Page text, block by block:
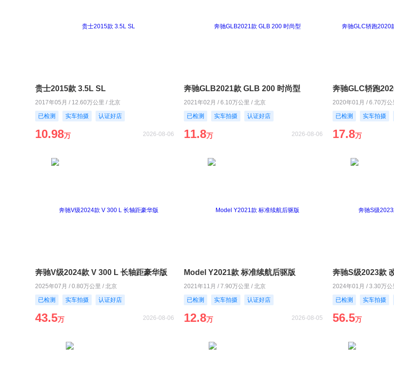
贵士2015款 3.5L SL
2017年05月 / 12.60万公里 / 北京
已检测
实车拍摄 认证好店
10.98万 2026-08-06
奔驰GLB2021款 GLB 200 时尚型
2021年02月 / 6.10万公里 / 北京
已检测
实车拍摄 认证好店
11.8万 2026-08-06
2020年01月 / 6.70万公
已检测
实车拍摄
17.8万
奔驰V级2024款 V 300 L 长轴距豪华版
2025年07月 / 0.80万公里 / 北京
已检测
实车拍摄 认证好店
43.5万 2026-08-06
Model Y2021款 标准续航后驱版
2021年11月 / 7.90万公里 / 北京
已检测
实车拍摄 认证好店
12.8万 2026-08-05
奔驰S级2023款
2024年01月 / 3.30万公
已检测
实车拍摄
56.5万